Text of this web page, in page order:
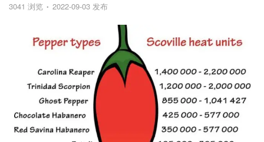
3041 浏览 2022-09-03 发布